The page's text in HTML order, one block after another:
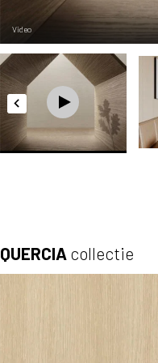
Video
QUERCIA collectie